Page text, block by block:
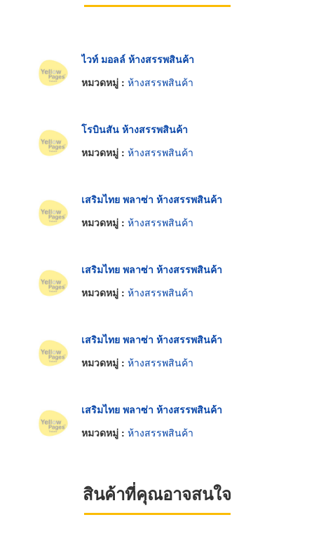
ไวท์ มอลล์ ห้างสรรพสินค้า
หมวดหมู่ : ห้างสรรพสินค้า
โรบินสัน ห้างสรรพสินค้า
หมวดหมู่ : ห้างสรรพสินค้า
เสริมไทย พลาซ่า ห้างสรรพสินค้า
หมวดหมู่ : ห้างสรรพสินค้า
เสริมไทย พลาซ่า ห้างสรรพสินค้า
หมวดหมู่ : ห้างสรรพสินค้า
เสริมไทย พลาซ่า ห้างสรรพสินค้า
หมวดหมู่ : ห้างสรรพสินค้า
เสริมไทย พลาซ่า ห้างสรรพสินค้า
หมวดหมู่ : ห้างสรรพสินค้า
สินค้าที่คุณอาจสนใจ